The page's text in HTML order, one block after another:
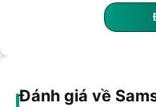
Đánh giá về